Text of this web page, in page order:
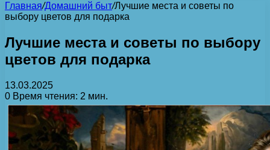
Главная/Домашний быт/Лучшие места и советы по
выбору цветов для подарка
Лучшие места и советы по выбору
цветов для подарка
13.03.2025
0 Время чтения: 2 мин.